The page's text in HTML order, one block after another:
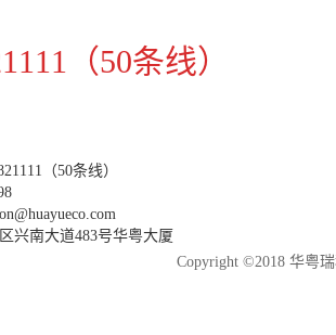
（50条线）
（50条线）
兴南大道483号华粤大厦
Copyright ©2018 华粤